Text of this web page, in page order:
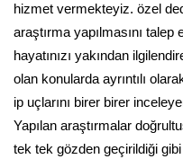
hizmet vermekteyiz. özel
araştırma yapılmasını
hayatınızı yakından
olan konularda ayrıntılı
ip uçlarını birer birer
Yapılan araştırmalar
tek tek gözden geçirildiği